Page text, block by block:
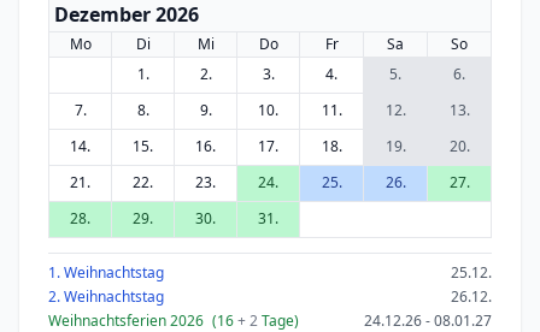
Dezember 2026
Mo Di Mi Do Fr Sa
So
1.
2. 3. 4. 5.
6.
7.
8. 9. 10. 11. 12.
13.
14.
15. 16. 17. 18. 19.
20.
21.
22. 23. 24. 25. 26.
27.
28.
29. 30. 31.
1. Weihnachtstag
25.12.
2. Weihnachtstag
26.12.
Weihnachtsferien 2026 (16+ 2Tage) 24.12.26 - 08.01.27